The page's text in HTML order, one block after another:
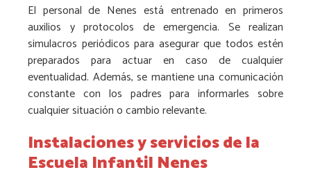
El personal de Nenes está entrenado en primeros
auxilios y protocolos de emergencia. Se realizan
simulacros periódicos para asegurar que todos estén
preparados para actuar en caso de cualquier
eventualidad. Además, se mantiene una comunicación
constante con los padres para informarles sobre
cualquier situación o cambio relevante.
Instalaciones y servicios de la
Escuela Infantil Nenes